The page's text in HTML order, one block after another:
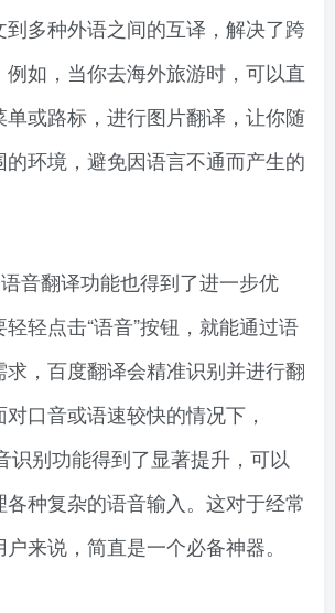
多种外语之间的互译，解决了跨
例如，当你去海外旅游时，可以直
或路标，进行图片翻译，让你随
的环境，避免因语言不通而产生的
音翻译功能也得到了进一步优
轻点击“语音”按钮，就能通过语
，百度翻译会精准识别并进行翻
口音或语速较快的情况下，
识别功能得到了显著提升，可以
种复杂的语音输入。这对于经常
来说，简直是一个必备神器。